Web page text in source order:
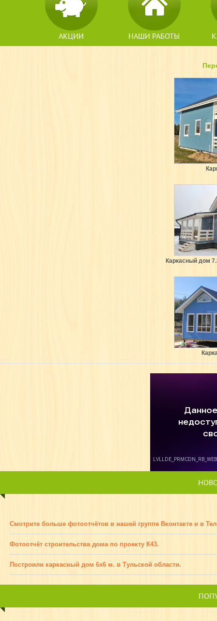
АКЦИИ НАШИ РАБОТЫ
Каркасный дом
Смотрите больше фотоотчётов в нашей группе Вконтакте и в
Фотоотчёт строительства дома по проекту К43.
Построили каркасный дом 6х6 м. в Тульской области.